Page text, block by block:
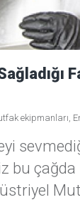
ekipmanları
bu